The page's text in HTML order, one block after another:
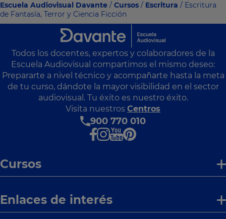
Escuela Audiovisual Davante / Cursos / Escritura / Escritura
de Fantasía, Terror y Ciencia Ficción
Todos los docentes, expertos y colaboradores de la
Escuela Audiovisual compartimos el mismo deseo:
Prepararte a nivel técnico y acompañarte hasta la meta
de tu curso, dándote la mayor visibilidad en el sector
audiovisual. Tu éxito es nuestro éxito.
Visita nuestros Centros
900 770 010
Cursos
Enlaces de interés